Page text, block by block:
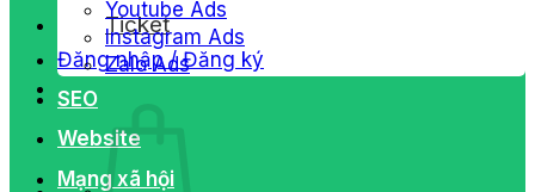
Ticket
Đăng nhập / Đăng ký
Youtube Ads
Instagram Ads
Zalo Ads
SEO
Website
Mạng xã hội